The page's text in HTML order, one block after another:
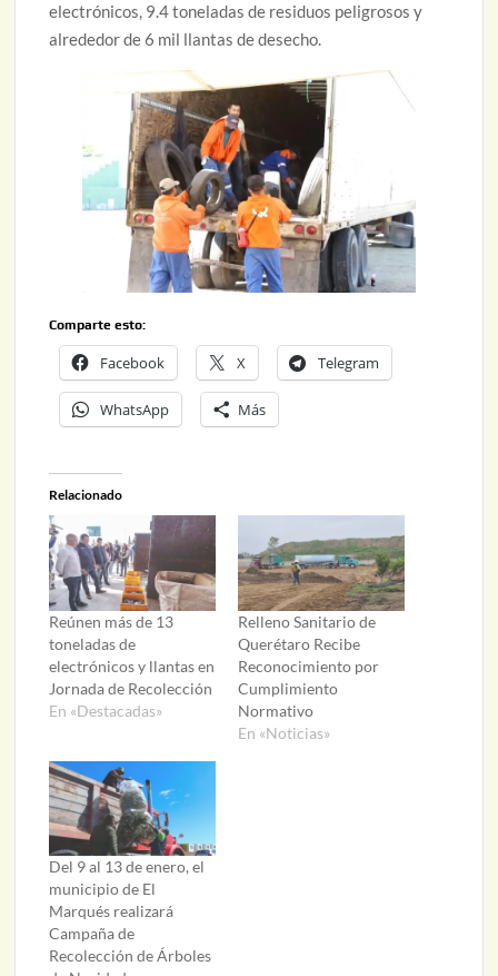
electrónicos, 9.4 toneladas de residuos peligrosos y
alrededor de 6 mil llantas de desecho.
Comparte esto:
Facebook X Telegram
WhatsApp Más
Relacionado
Reúnen más de 13
toneladas de
electrónicos y llantas en
Jornada de Recolección
En «Destacadas»
Relleno Sanitario de
Querétaro Recibe
Reconocimiento por
Cumplimiento
Normativo
En «Noticias»
Del 9 al 13 de enero, el
municipio de El
Marqués realizará
Campaña de
Recolección de Árboles